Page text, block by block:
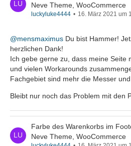
Neve Theme, WooCommerce
luckyluke4444 16. März 2021 um
@mensmaximus Du bist Hammer!
herzlichen Dank!
Ich gebe gerne zu, dass meine Seite
und vielen Workarounds
Fachgebiet sind mehr die Messer
Bleibt nur noch das Problem mit den
Farbe des Warenkorbs im
Neve Theme, WooCommerce